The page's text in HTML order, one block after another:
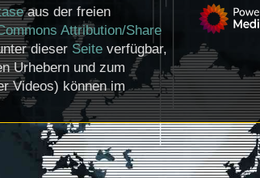
aus der freien
Attribution/Share
dieser Seite verfügbar,
Urhebern und zum
Videos) können im